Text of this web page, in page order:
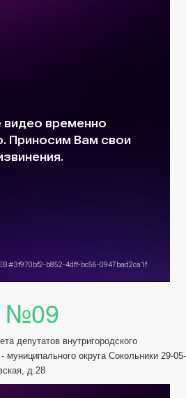
№09
депутатов внутригородского
муниципального округа Сокольники 29-05-
д.28